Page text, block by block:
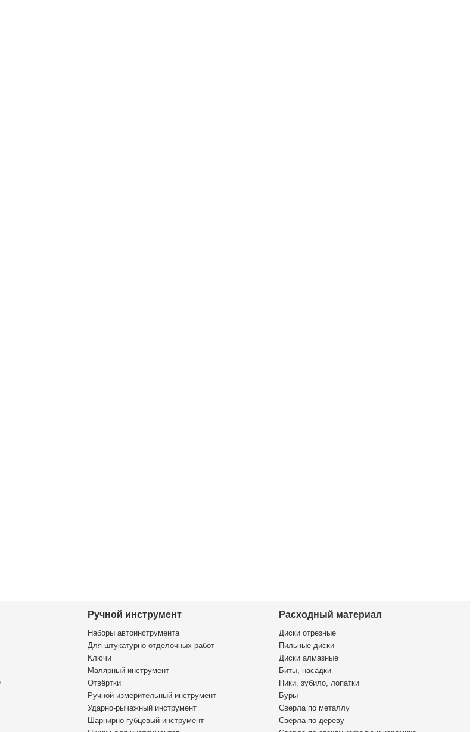
Ручной инструмент
Наборы автоинструмента
Для штукатурно-отделочных работ
Ключи
Малярный инструмент
Отвёртки
Ручной измерительный инструмент
Ударно-рычажный инструмент
Шарнирно-губцевый инструмент
Расходный материал
Диски отрезные
Пильные диски
Диски алмазные
Биты, насадки
Пики, зубило, лопатки
Буры
Сверла по металлу
Сверла по дереву